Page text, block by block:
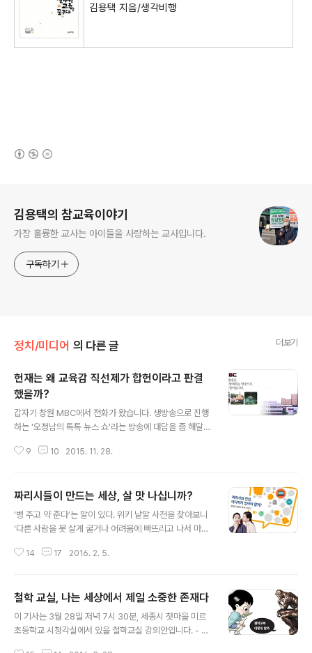
김용택 지음/생각비행
김용택의 참교육이야기
가장 훌륭한 교사는 아이들을 사랑하는 교사입니다.
구독하기
정치/미디어 의 다른 글 더보기
헌재는 왜 교육감 직선제가 합헌이라고 판결
했을까?
갑자기 창원 MBC에서 전화가 왔습니다. 생방송으로 진행
하는 '오정남의 톡톡 뉴스 쇼'라는 방송에 대담을 좀 해달라
휴대폰으로 그것도 승용차 안에서 방송 대담을 했습니다.
8:30 Q. 교육감 직선제, 헌법재판소까지 다녀왔습니다. -
헌재 판결 결과... 어떤 의미로 받아들여야 할까요? 김용택
- 사필귀정이지요. 한국교원단체총연합회(교총)와 학부모
법이 규정하고 있는 교육의 자주성·전문성·정치적 중립성
9 10 2015. 11. 28.
짜리시들이 만드는 세상, 살 맛 나십니까?
‘병 주고 약 준다’는 말이 있다. 위키 낱말 사전을 찾아보니
‘다른 사람을 못 살게 굴거나 어려움에 빠뜨리고 나서 마치
태도를 두고 하는 말’이라고 풀이 해 놓았다. 우리나라 정치
당, 공정보도 운운하면서 그들에게는 언론이 갖추어야할
기본적인 양심도 윤리도 찾아보기 어렵다. 부끄러움은커녕
뻔뻔하기 짝이 없다. 내부자에 등장하는 유력 신문사의 논
14 17 2016. 2. 5.
철학 교실, 나는 세상에서 제일 소중한 존재다
이 기사는 3월 28일 저녁 7시 30분, 세종시 첫마을 미르
초등학교 시청각실에서 있을 철학교실 강의안입니다. - 나